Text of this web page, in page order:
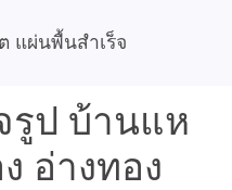
แผ่นพื้นสำเร็จ
รูป บ้านแห
อ่างทอง